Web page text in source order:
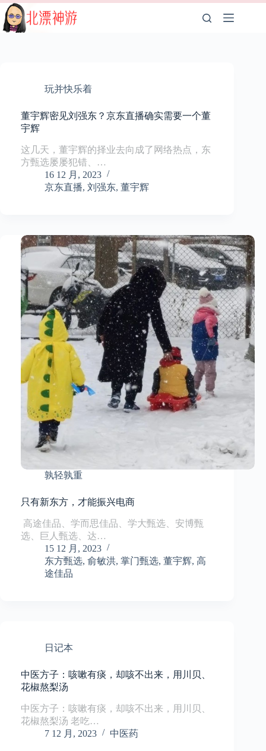
跳
至
内
玩并快乐着
董宇辉密见刘强东？京东直播确实需要一个董
宇辉
这几天，董宇辉的择业去向成了网络热点，东
方甄选屡屡犯错、…
16 12 月, 2023
京东直播, 刘强东, 董宇辉
孰轻孰重
只有新东方，才能振兴电商
​ 高途佳品、学而思佳品、学大甄选、安博甄
选、巨人甄选、达…
15 12 月, 2023
东方甄选, 俞敏洪, 掌门甄选, 董宇辉, 高
途佳品
日记本
中医方子：咳嗽有痰，却咳不出来，用川贝、
花椒熬梨汤
中医方子：咳嗽有痰，却咳不出来，用川贝、
花椒熬梨汤 老吃…
7 12 月, 2023
中医药